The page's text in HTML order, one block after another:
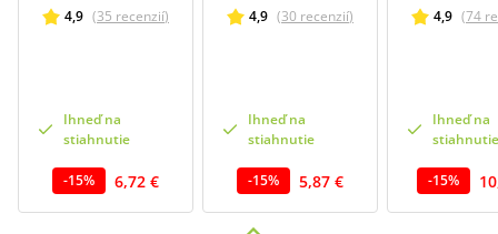
4,9 (35 recenzií)
Ihneď na
stiahnutie
-15% 6,72 €
4,9 (30 recenzií)
Ihneď na
stiahnutie
-15% 5,87 €
4,9 (74
Ihneď na
stiahnutie
-15%